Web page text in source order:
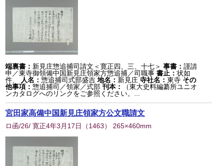
端裏書： 新見庄惣追捕司請文＜寛正四、三、十七＞ 事書：謹請
申／東寺御領備中国新見庄領家方惣追捕／司職事 書止：状如
件、
人名：惣追捕司式部盛吉 地名： 新見庄 寺社名：東寺 その
他事項：惣追捕司／領家／式部 刊本：
（東大史料編纂所ユニオ
ンカタログへのリンクをご参照ください。...
宮田家高備中国新見庄領家方公文職請文
ロ函/26/ 寛正4年3月17日 （1463） 265×460mm